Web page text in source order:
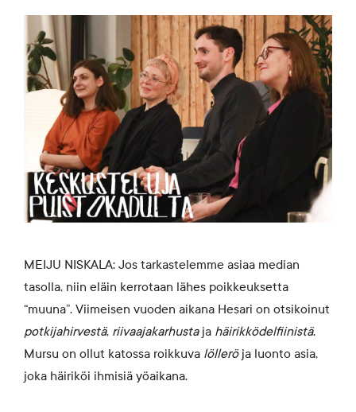
MEIJU NISKALA: Jos tarkastelemme asiaa median
tasolla, niin eläin kerrotaan lähes poikkeuksetta
“muuna”. Viimeisen vuoden aikana Hesari on otsikoinut
potkijahirvestä, riivaajakarhustaja häirikködelfiinistä.
Mursu on ollut katossa roikkuva lölleröja luonto asia,
joka häiriköi ihmisiä yöaikana.